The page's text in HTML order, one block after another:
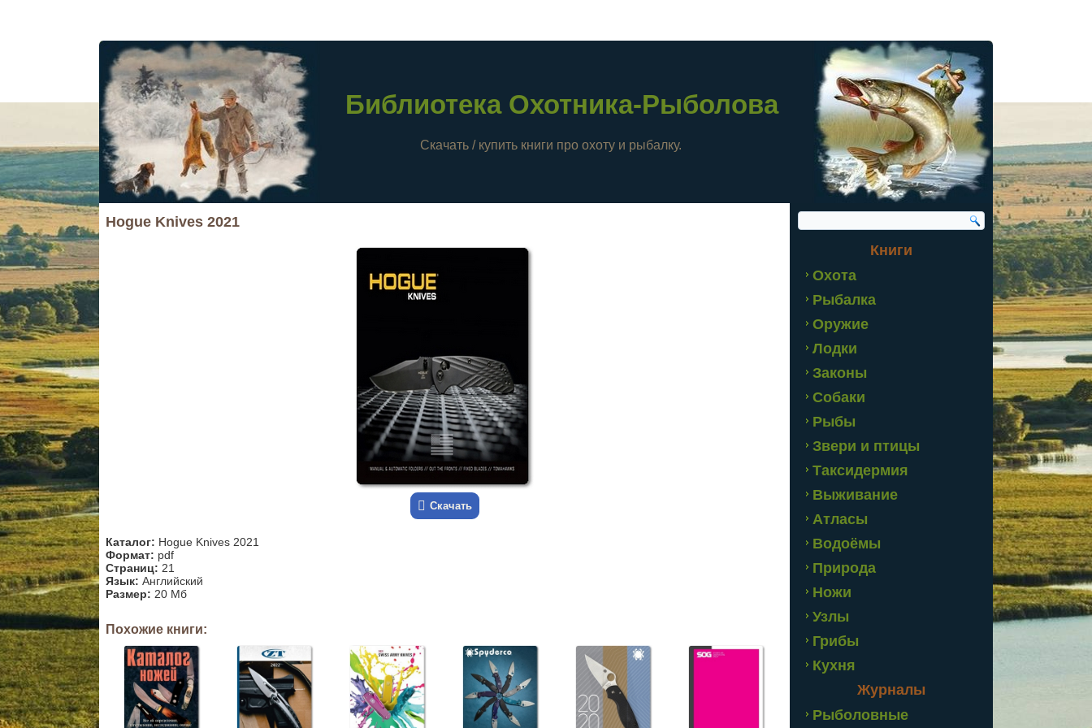
Библиотека Охотника-Рыболова
Скачать / купить книги про охоту и рыбалку.
Hogue Knives 2021
Скачать
Каталог: Hogue Knives 2021
Формат: pdf
Страниц: 21
Язык: Английский
Размер: 20 Мб
Похожие книги:
Книги
Охота
Рыбалка
Оружие
Лодки
Законы
Собаки
Рыбы
Звери и птицы
Таксидермия
Выживание
Атласы
Водоёмы
Природа
Ножи
Узлы
Грибы
Кухня
Журналы
Рыболовные